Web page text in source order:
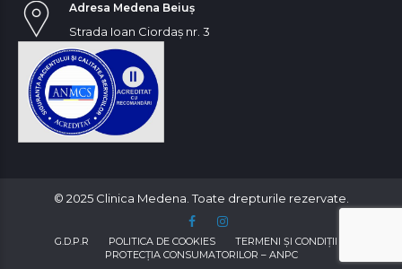
Adresa Medena Beiuș
Strada Ioan Ciordaș nr. 3
© 2025 Clinica Medena. Toate drepturile rezervate.
G.D.P.R POLITICA DE COOKIES
TERMENI ŞI CONDIȚII
PROTECȚIA CONSUMATORILOR – ANPC